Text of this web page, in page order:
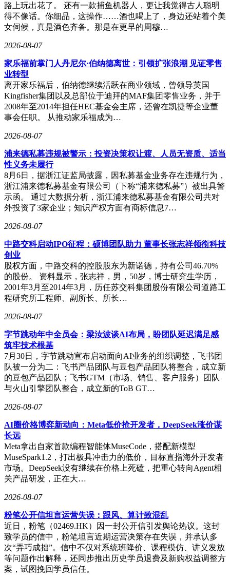
路上玩出花了。 还有一款捕鱼机器人，更让我觉得古人聪明
得不像话。你细品，这操作……酒也喝上了，身边还站着个美
女伺候，真是酒色齐备。那是在更早的周穆…
2026-08-07
家乐福前掌门人丹尼尔·伯纳德离世：引领扩张浪潮 见证零售
业转型
离开家乐福后，伯纳德继续活跃在商业领域，曾领导英国
Kingfisher集团以及总部位于迪拜的MAF集团零售业务，并于
2008年至2014年担任HEC基金会主席，还曾在凯捷等企业董
事会任职。 从推动家乐福成为…
2026-08-07
浦来德私募违规被警示：投资决策权让渡、人员无资质、适当
性义务未履行
8月6日，据浙江证监局披露，因私募基金业务存在违规行为，
浙江浦来德私募基金有限公司（下称“浦来德私募”）被出具警
示函。 通过大数据分析，浙江浦来德私募基金有限公司共对
外投资了3家企业；知识产权方面有商标信息7…
2026-08-07
中路交科启动IPO征程：硕博团队助力 董事长张志祥领衔科技
创业
股权方面，中路交科的控股股东为新诺德，持有公司46.70%
的股份。 资料显示，张志祥，男，50岁，博士研究生学历，
2001年3月至2014年3月，历任苏交科集团股份有限公司道路工
程研究所工程师、副所长、所长…
2026-08-07
字节跳动年中全员会：梁汝波谈AI布局，盼团队延迟满足感
筑牢技术根基
7月30日，字节跳动宣布启动面向AI业务的组织调整，飞书团
队被一分为二：飞书产品团队与豆包产品团队将整合，成立新
的豆包产品团队；飞书GTM（市场、销售、客户服务）团队
与火山引擎团队整合，成立新的ToB GT…
2026-08-07
AI圈价格博弈新动向：Meta低价抢开发者，DeepSeek涨价谋
长远
Meta拿出自家首款编程智能体MuseCode，搭配新模型
MuseSpark1.2，打出极具冲击力的低价，目标直指海外开发者
市场。DeepSeek没有继续在价格上死磕，把重心转向Agent相
关产品研发，正在大…
2026-08-07
粉笔公开信坦言运营失误：跟风、算计致混乱
近日，粉笔（02469.HK）因一封公开信引发舆论热议。这封
致学员的信中，粉笔坦言近期运营决策存在失误，并承认多
次“弄巧成拙”。信中不仅对系统班降价、课程模仿、讲义发放
等问题作出解释，还同步推出历史学员退费及新购权益调整方
案，试图挽回学员信任。